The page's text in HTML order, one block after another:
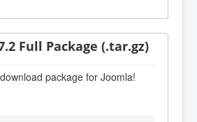
Full Package (.tar.gz)
package for Joomla!